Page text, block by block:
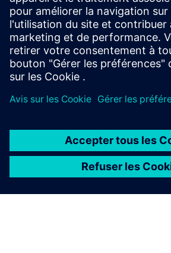
Portable Inspector is a portable,
native tool, aiming to arm OT
acts.
En savoir plus